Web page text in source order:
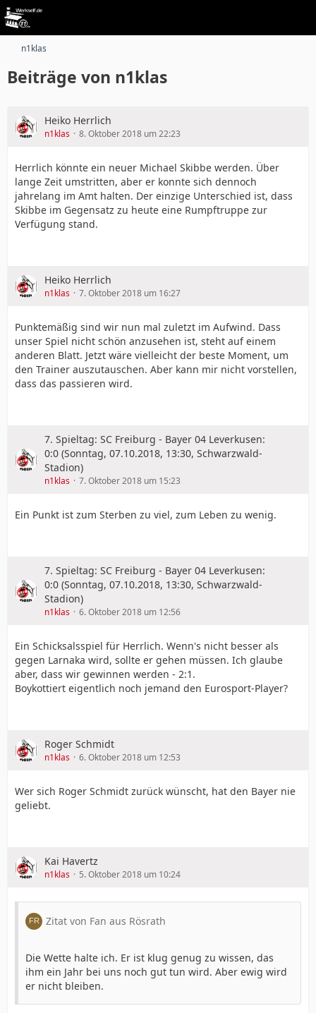
n1klas
Beiträge von n1klas
Heiko Herrlich
n1klas 8. Oktober 2018 um 22:23
Herrlich könnte ein neuer Michael Skibbe werden. Über
lange Zeit umstritten, aber er konnte sich dennoch
jahrelang im Amt halten. Der einzige Unterschied ist, dass
Skibbe im Gegensatz zu heute eine Rumpftruppe zur
Verfügung stand.
Heiko Herrlich
n1klas 7. Oktober 2018 um 16:27
Punktemäßig sind wir nun mal zuletzt im Aufwind. Dass
unser Spiel nicht schön anzusehen ist, steht auf einem
anderen Blatt. Jetzt wäre vielleicht der beste Moment, um
den Trainer auszutauschen. Aber kann mir nicht vorstellen,
dass das passieren wird.
7. Spieltag: SC Freiburg - Bayer 04 Leverkusen:
0:0 (Sonntag, 07.10.2018, 13:30, Schwarzwald-
Stadion)
n1klas 7. Oktober 2018 um 15:23
Ein Punkt ist zum Sterben zu viel, zum Leben zu wenig.
7. Spieltag: SC Freiburg - Bayer 04 Leverkusen:
0:0 (Sonntag, 07.10.2018, 13:30, Schwarzwald-
Stadion)
n1klas 6. Oktober 2018 um 12:56
Ein Schicksalsspiel für Herrlich. Wenn's nicht besser als
gegen Larnaka wird, sollte er gehen müssen. Ich glaube
aber, dass wir gewinnen werden - 2:1.
Boykottiert eigentlich noch jemand den Eurosport-Player?
Roger Schmidt
n1klas 6. Oktober 2018 um 12:53
Wer sich Roger Schmidt zurück wünscht, hat den Bayer nie
geliebt.
Kai Havertz
n1klas 5. Oktober 2018 um 10:24
Zitat von Fan aus Rösrath
Die Wette halte ich. Er ist klug genug zu wissen, das
ihm ein Jahr bei uns noch gut tun wird. Aber ewig wird
er nicht bleiben.